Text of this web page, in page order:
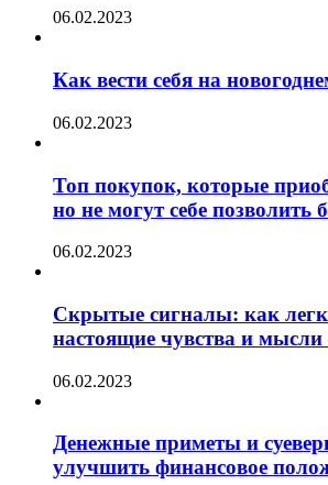
06.02.2023
Как вести себя на
06.02.2023
Топ покупок, которые
но не могут себе позволить
06.02.2023
Скрытые сигналы: как
настоящие чувства и
06.02.2023
Денежные приметы и
улучшить финансовое